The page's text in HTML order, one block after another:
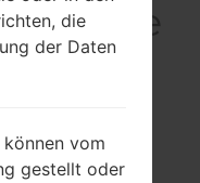
die
der Daten
vom
gestellt oder